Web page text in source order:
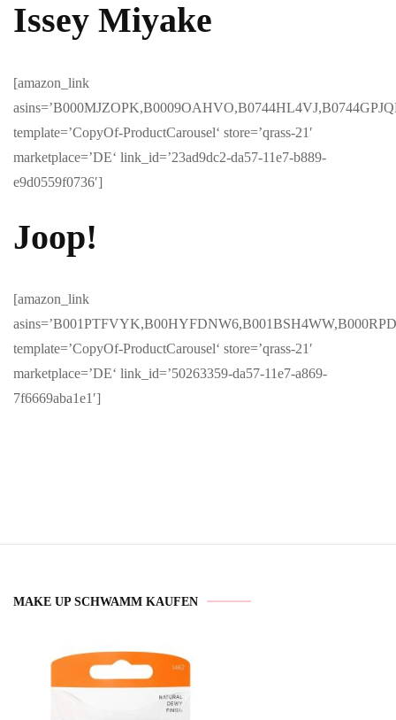
Issey Miyake
[amazon_link
template=’CopyOf-ProductCarousel‘ store=’qrass-21′
marketplace=’DE‘ link_id=’23ad9dc2-da57-11e7-b889-
e9d0559f0736′]
Joop!
[amazon_link
template=’CopyOf-ProductCarousel‘ store=’qrass-21′
marketplace=’DE‘ link_id=’50263359-da57-11e7-a869-
7f6669aba1e1′]
MAKE UP SCHWAMM KAUFEN